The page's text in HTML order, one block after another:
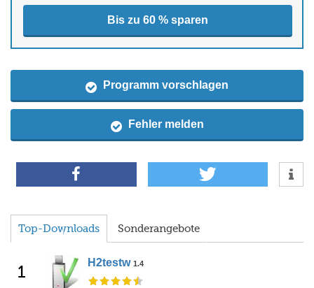
Bis zu 60 % sparen
Programm vorschlagen
Fehler melden
Top-Downloads Sonderangebote
1 H2testw 1.4